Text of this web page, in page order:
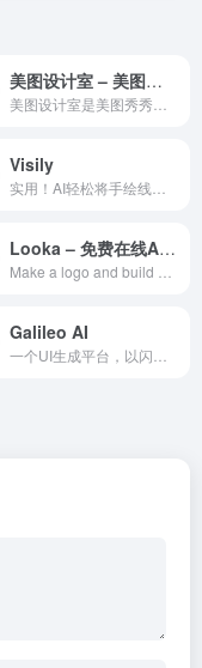
美图设计室 – 美图秀秀旗下AI设计工具！电商人必备
Visily
Looka – 免费在线AI LOGO生成神器
Galileo AI